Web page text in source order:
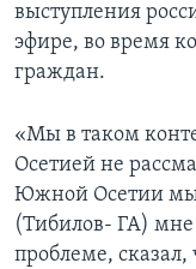
выступления
эфире, во время
граждан.
«Мы в таком
Осетией не
Южной Осетии мы
(Тибилов- ГА) мне
проблеме,